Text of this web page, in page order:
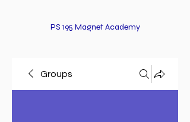
PS 195 Magnet Academy
Groups